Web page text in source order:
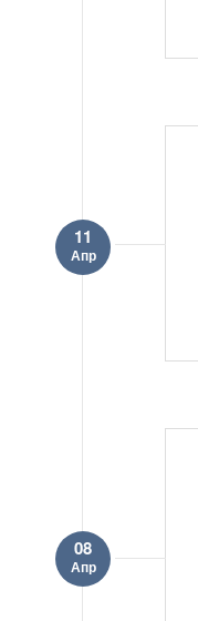
11
Апр
08
Апр